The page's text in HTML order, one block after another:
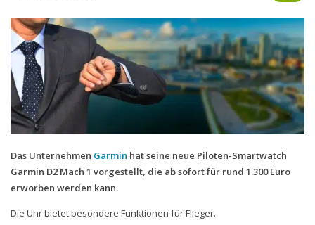
BASE
Smartphonetarife
Datentarife
o2
Prepaid-Tarife
Datentarife
Flatrate-Prepaidtarife
Mobilfunk-Vergleichsrechner
Das Unternehmen Garmin hat seine neue Piloten-Smartwatch
Garmin D2 Mach 1 vorgestellt, die ab sofort für rund 1.300 Euro
erworben werden kann.
Die Uhr bietet besondere Funktionen für Flieger.